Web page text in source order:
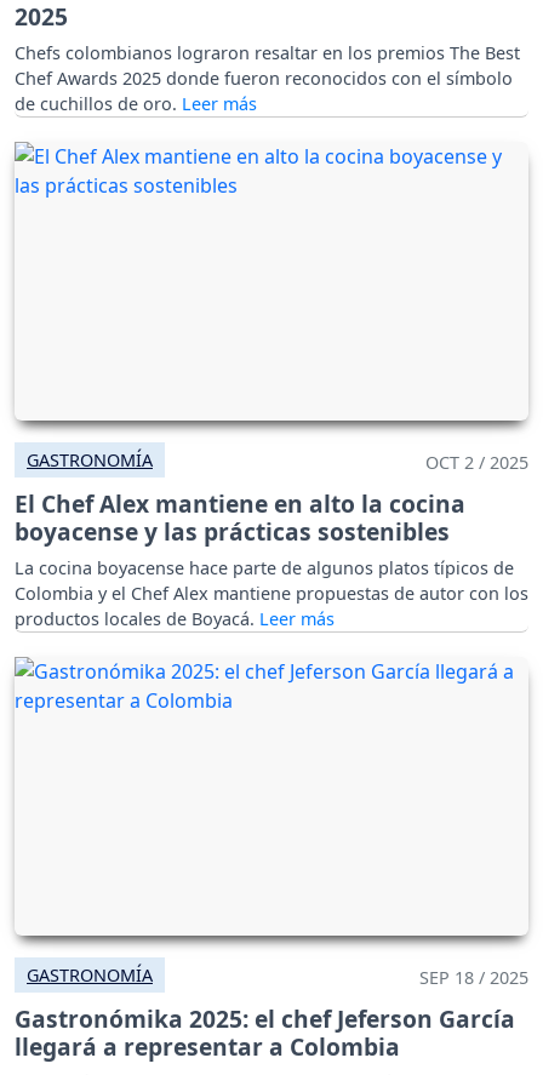
2025
Chefs colombianos lograron resaltar en los premios The Best
Chef Awards 2025 donde fueron reconocidos con el símbolo
de cuchillos de oro.
GASTRONOMÍA OCT 2 / 2025
El Chef Alex mantiene en alto la cocina
boyacense y las prácticas sostenibles
La cocina boyacense hace parte de algunos platos típicos de
Colombia y el Chef Alex mantiene propuestas de autor con los
productos locales de Boyacá.
GASTRONOMÍA SEP 18 / 2025
Gastronómika 2025: el chef Jeferson García
llegará a representar a Colombia